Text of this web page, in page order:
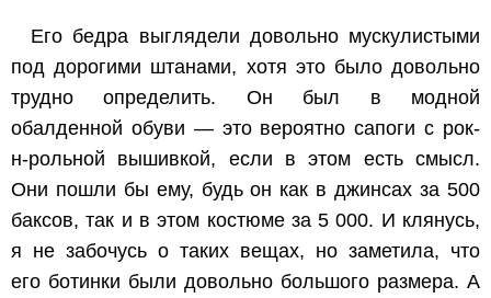
Его бедра выглядели довольно мускулистыми
под дорогими штанами, хотя это было довольно
трудно определить. Он был в модной
обалденной обуви — это вероятно сапоги с рок-
н-рольной вышивкой, если в этом есть смысл.
Они пошли бы ему, будь он как в джинсах за 500
баксов, так и в этом костюме за 5 000. И клянусь,
я не забочусь о таких вещах, но заметила, что
его ботинки были довольно большого размера. А